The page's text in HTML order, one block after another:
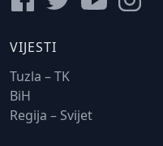
VIJESTI
Tuzla – TK
BiH
Regija – Svijet